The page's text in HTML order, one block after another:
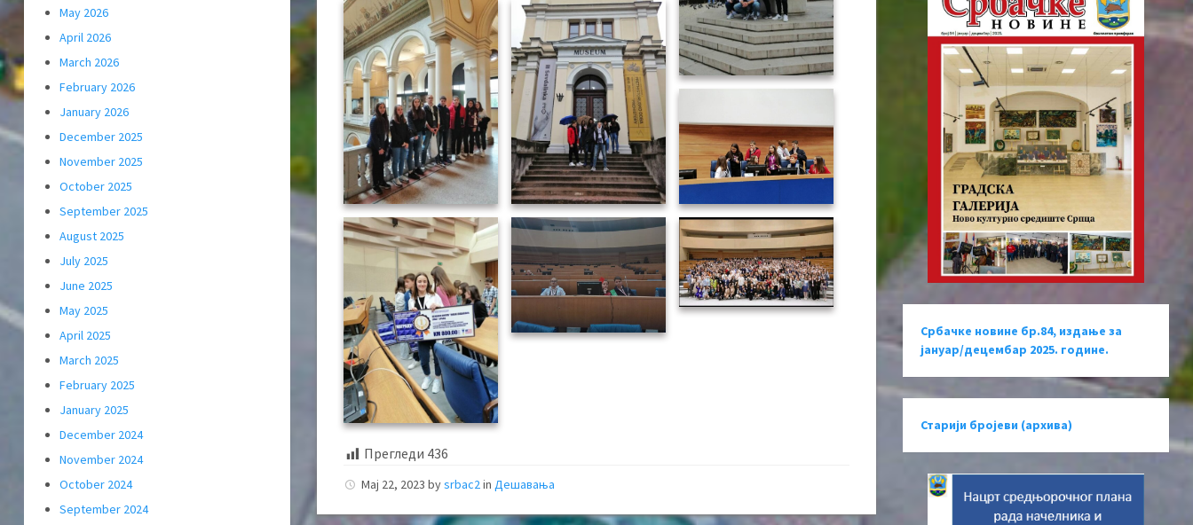
Прегледи 436
Мај 22, 2023 bysrbac2 in Дешавања
May 2026
April 2026
March 2026
February 2026
January 2026
December 2025
November 2025
October 2025
September 2025
August 2025
July 2025
June 2025
May 2025
April 2025
March 2025
February 2025
January 2025
December 2024
November 2024
October 2024
September 2024
Србачке новине бр.84, издање за
јануар/децембар 2025. године.
Старији бројеви (архива)